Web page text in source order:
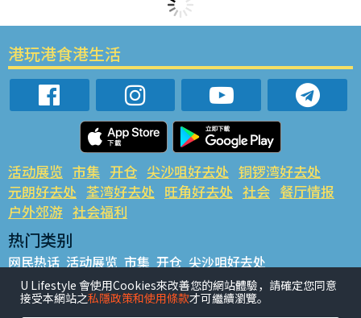
港玩港食港生活
活动展览 市集 开仓 尖沙咀好去处 铜锣湾好去处
元朗好去处 荃湾好去处 旺角好去处 社会 餐厅情报
户外郊游 社会福利
热门类别
网民热话 活动展览 市集 开仓 尖沙咀好去处
铜锣湾好去处 元朗好去处 荃湾好去处 旺角好去处 社会
餐厅情报 户外郊游
U Lifestyle 會使用Cookies來改善您的網站體驗，請確定您同意
接受本網站之私隱政策和使用條款才可繼續瀏覽。